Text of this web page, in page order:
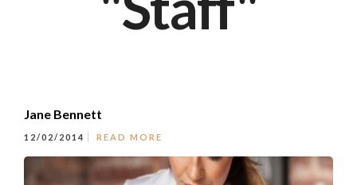
Jane Bennett
12/02/2014 READ MORE